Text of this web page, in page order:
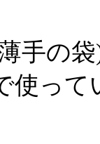
手の
使っ